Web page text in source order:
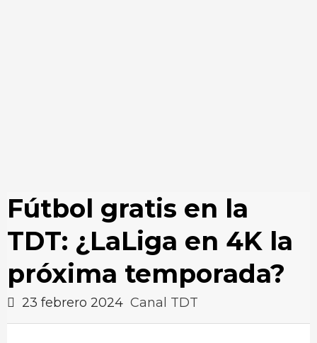
Fútbol gratis en la
TDT: ¿LaLiga en 4K la
próxima temporada?
23 febrero 2024 Canal TDT